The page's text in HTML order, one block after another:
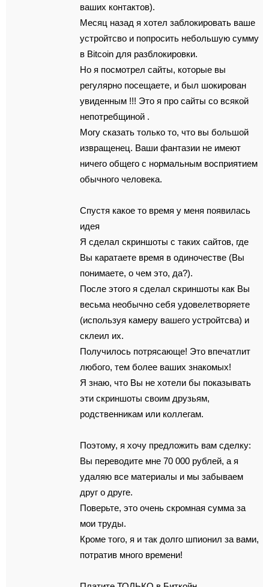
ваших контактов).
Месяц назад я хотел заблокировать ваше
устройтсво и попросить небольшую сумму
в Bitcoin для разблокировки.
Но я посмотрел сайты, которые вы
регулярно посещаете, и был шокирован
увиденным !!! Это я про сайты со всякой
непотребщиной .
Могу сказать только то, что вы большой
извращенец. Ваши фантазии не имеют
ничего общего с нормальным восприятием
обычного человека.
Спустя какое то время у меня появилась
идея
Я сделал скриншоты с таких сайтов, где
Вы каратаете время в одиночестве (Вы
понимаете, о чем это, да?).
После этого я сделал скриншоты как Вы
весьма необычно себя удовелетворяете
(используя камеру вашего устройтсва) и
склеил их.
Получилось потрясающе! Это впечатлит
любого, тем более ваших знакомых!
Я знаю, что Вы не хотели бы показывать
эти скриншоты своим друзьям,
родственникам или коллегам.
Поэтому, я хочу предложить вам сделку:
Вы переводите мне 70 000 рублей, а я
удаляю все материалы и мы забываем
друг о друге.
Поверьте, это очень скромная сумма за
мои труды.
Кроме того, я и так долго шпионил за вами,
потратив много времени!